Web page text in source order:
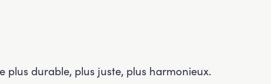
durable, plus juste, plus harmonieux.